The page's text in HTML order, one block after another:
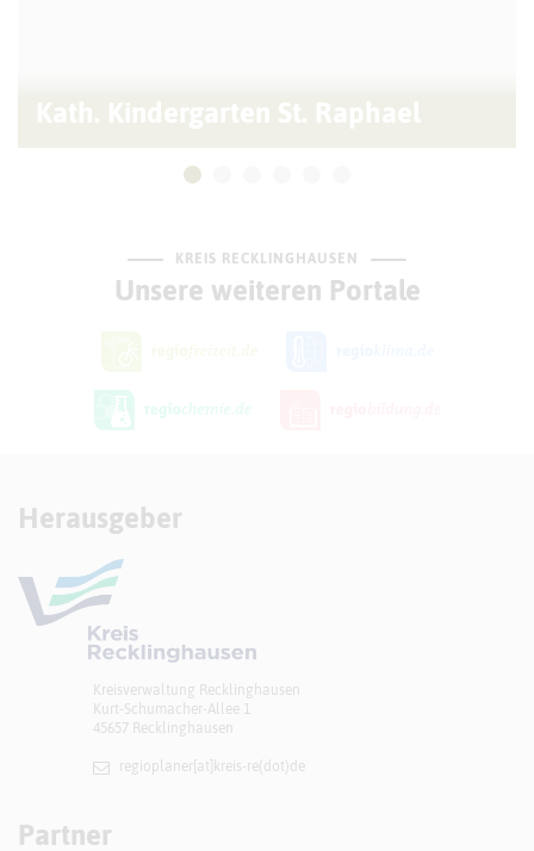
KREIS RECKLINGHAUSEN
Unsere weiteren Portale
Herausgeber
Kreisverwaltung Recklinghausen
Kurt-Schumacher-Allee 1
45657 Recklinghausen
regioplaner[at]​kreis-re(dot)de
Partner